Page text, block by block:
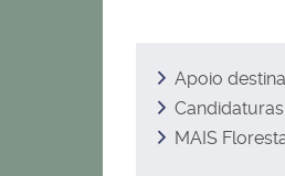
Apoio
MAIS